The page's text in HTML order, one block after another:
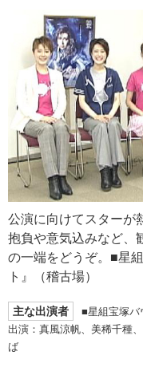
公演に向けてスターが
抱負や意気込みなど、
の一端をどうぞ。■星
ト』（稽古場）
主な出演者
■星組宝塚バ
出演：真風涼帆、美稀千種
ば